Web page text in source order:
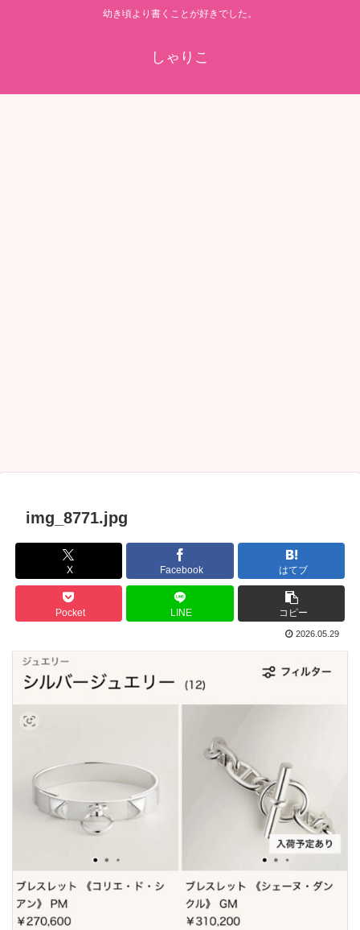
幼き頃より書くことが好きでした。
しゃりこ
img_8771.jpg
X Facebook はてブ
Pocket LINE コピー
2026.05.29